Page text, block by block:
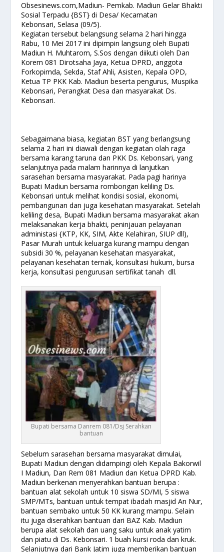
Obsesinews.com,Madiun- Pemkab. Madiun Gelar Bhakti
Sosial Terpadu {BST} di Desa/ Kecamatan
Kebonsari,Selasa (09/5).
Kegiatan tersebut belangsung selama 2 hari hingga
Rabu, 10 Mei 2017 ini dipimpin langsung oleh Bupati
Madiun H. Muhtarom, S.Sos dengan diikuti oleh Dan
Korem 081 Dirotsaha Jaya, Ketua DPRD, anggota
Forkopimda, Sekda, Staf Ahli, Asisten, Kepala OPD,
Ketua TP PKK Kab. Madiun beserta pengurus, Muspika
Kebonsari, Perangkat Desa dan masyarakat Ds.
Kebonsari.
Sebagaimana biasa, kegiatan BST yang berlangsung
selama 2 hari ini diawali dengan kegiatan olah raga
bersama karang taruna dan PKK Ds. Kebonsari, yang
selanjutnya pada malam harinnya di lanjutkan
sarasehan bersama masyarakat. Pada pagi harinya
Bupati Madiun bersama rombongan keliling Ds.
Kebonsari untuk melihat kondisi sosial, ekonomi,
pembangunan dan juga kesehatan masyarakat. Setelah
keliling desa, Bupati Madiun bersama masyarakat akan
melaksanakan kerja bhakti, peninjauan pelayanan
administasi {KTP, KK, SIM, Akte Kelahiran, SIUP dll),
Pasar Murah untuk keluarga kurang mampu dengan
subsidi 30 %, pelayanan kesehatan masyarakat,
pelayanan kesehatan ternak, konsultasi hukum, bursa
kerja, konsultasi pengurusan sertifikat tanah dll.
Bupati bersama Danrem 081/Dsj Serahkan
bantuan
Sebelum sarasehan bersama masyarakat dimulai,
Bupati Madiun dengan didampingi oleh Kepala Bakorwil
I Madiun, Dan Rem 081 Madiun dan Ketua DPRD Kab.
Madiun berkenan menyerahkan bantuan berupa :
bantuan alat sekolah untuk 10 siswa SD/MI, 5 siswa
SMP/MTs, bantuan untuk tempat ibadah masjid An Nur,
bantuan sembako untuk 50 KK kurang mampu. Selain
itu juga diserahkan bantuan dari BAZ Kab. Madiun
berupa alat sekolah dan uang saku untuk anak yatim
dan piatu di Ds. Kebonsari. 1 buah kursi roda dan kruk.
Selanjutnya dari Bank Jatim juga memberikan bantuan